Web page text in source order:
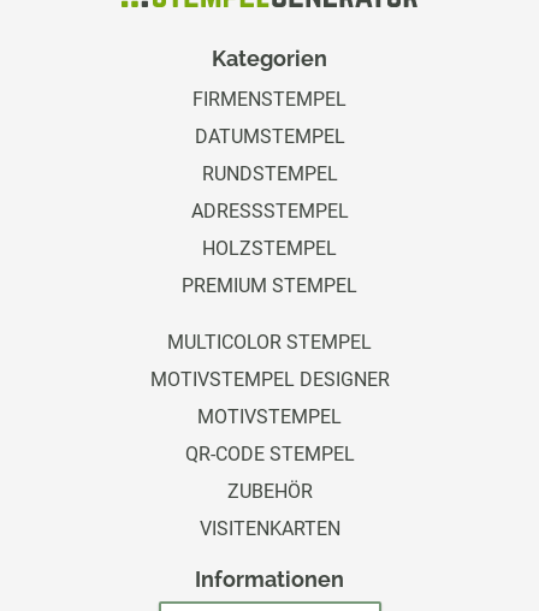
Kategorien
FIRMENSTEMPEL
DATUMSTEMPEL
RUNDSTEMPEL
ADRESSSTEMPEL
HOLZSTEMPEL
PREMIUM STEMPEL
MULTICOLOR STEMPEL
MOTIVSTEMPEL DESIGNER
MOTIVSTEMPEL
QR-CODE STEMPEL
ZUBEHÖR
VISITENKARTEN
Informationen